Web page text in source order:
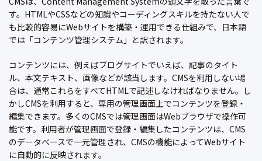
す。HTMLやCSSなどの知識やコーディングスキルを持たない人で
も比較的容易にWebサイトを構築・運用できる仕組みで、日本語
では「コンテンツ管理システム」と訳されます。
コンテンツには、例えばブログサイトでいえば、記事のタイト
ル、本文テキスト、画像などが該当します。CMSを利用しない場
合は、通常これらをすべてHTMLで記述しなければなりません。し
かしCMSを利用すると、専用の管理画面上でコンテンツを登録・
編集できます。多くのCMSでは管理画面はWebブラウザで操作可
能です。利用者が管理画面で登録・編集したコンテンツは、CMS
のデータベースで一元管理され、CMSの機能によってWebサイト
に自動的に反映されます。